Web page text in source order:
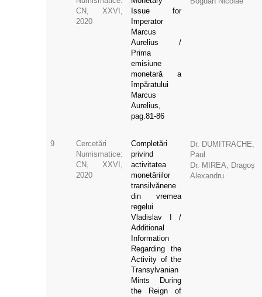
CN, XXVI,
2020
Issue for
Imperator
Marcus
Aurelius /
Prima
emisiune
monetară a
împăratului
Marcus
Aurelius,
pag.81-86
9
Cercetări
Numismatice:
CN, XXVI,
2020
Completări
privind
activitatea
monetăriilor
transilvănene
din vremea
regelui
Vladislav I /
Additional
Information
Regarding the
Activity of the
Transylvanian
Mints During
the Reign of
Dr. DUMITRACHE,
Paul
Dr. MIREA, Dragoș
Alexandru